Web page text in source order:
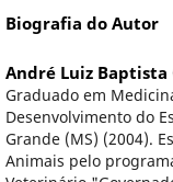
Biografia do Autor
André Luiz Baptista
Graduado em
Desenvolvimento do
Grande (MS) (2004).
Animais pelo